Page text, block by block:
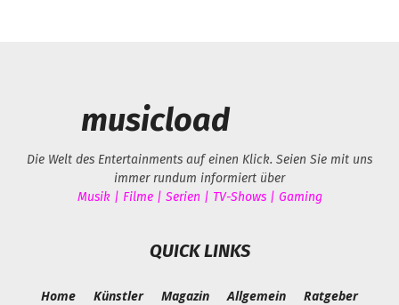
musicload
Die Welt des Entertainments auf einen Klick. Seien Sie mit uns
immer rundum informiert über
Musik | Filme | Serien | TV-Shows | Gaming
QUICK LINKS
Home Künstler Magazin Allgemein Ratgeber